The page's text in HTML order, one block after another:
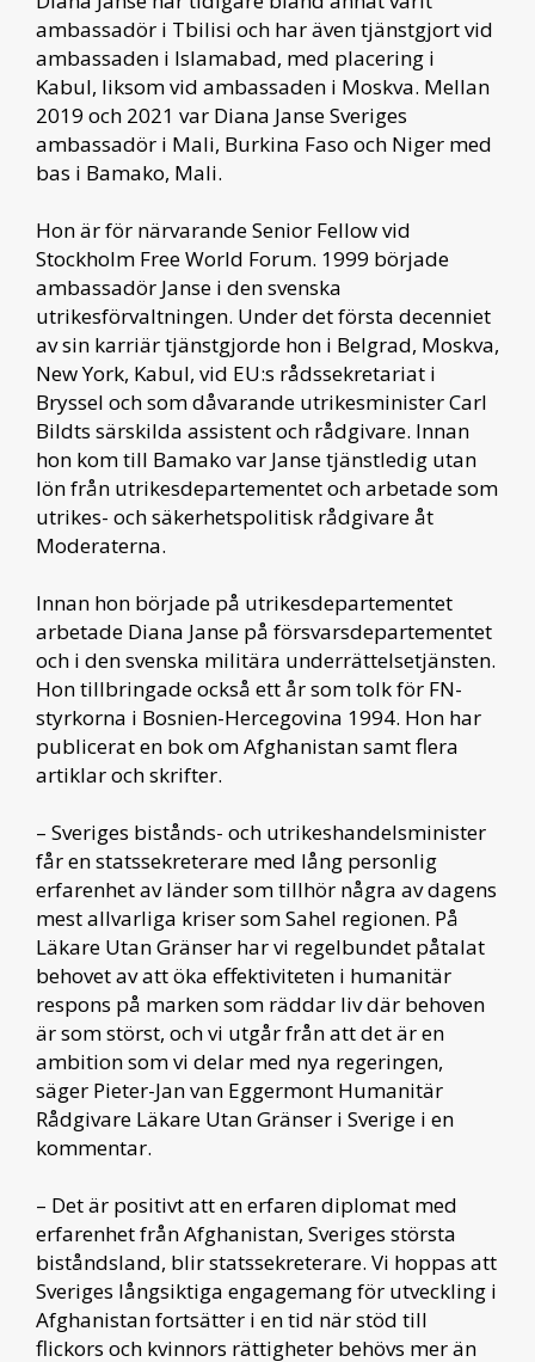
ambassadör i Tbilisi och har även tjänstgjort vid
ambassaden i Islamabad, med placering i
Kabul, liksom vid ambassaden i Moskva. Mellan
2019 och 2021 var Diana Janse Sveriges
ambassadör i Mali, Burkina Faso och Niger med
bas i Bamako, Mali.
Hon är för närvarande Senior Fellow vid
Stockholm Free World Forum. 1999 började
ambassadör Janse i den svenska
utrikesförvaltningen. Under det första decenniet
av sin karriär tjänstgjorde hon i Belgrad, Moskva,
New York, Kabul, vid EU:s rådssekretariat i
Bryssel och som dåvarande utrikesminister Carl
Bildts särskilda assistent och rådgivare. Innan
hon kom till Bamako var Janse tjänstledig utan
lön från utrikesdepartementet och arbetade som
utrikes- och säkerhetspolitisk rådgivare åt
Moderaterna.
Innan hon började på utrikesdepartementet
arbetade Diana Janse på försvarsdepartementet
och i den svenska militära underrättelsetjänsten.
Hon tillbringade också ett år som tolk för FN-
styrkorna i Bosnien-Hercegovina 1994. Hon har
publicerat en bok om Afghanistan samt flera
artiklar och skrifter.
– Sveriges bistånds- och utrikeshandelsminister
får en statssekreterare med lång personlig
erfarenhet av länder som tillhör några av dagens
mest allvarliga kriser som Sahel regionen. På
Läkare Utan Gränser har vi regelbundet påtalat
behovet av att öka effektiviteten i humanitär
respons på marken som räddar liv där behoven
är som störst, och vi utgår från att det är en
ambition som vi delar med nya regeringen,
säger Pieter-Jan van Eggermont Humanitär
Rådgivare Läkare Utan Gränser i Sverige i en
kommentar.
– Det är positivt att en erfaren diplomat med
erfarenhet från Afghanistan, Sveriges största
biståndsland, blir statssekreterare. Vi hoppas att
Sveriges långsiktiga engagemang för utveckling i
Afghanistan fortsätter i en tid när stöd till
flickors och kvinnors rättigheter behövs mer än